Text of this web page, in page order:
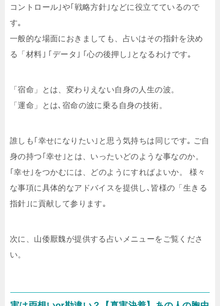
コントロール｣や｢戦略方針｣などに役立てているので
す｡
一般的な場面におきましても、占いはその指針を決め
る「材料｣ ｢データ｣ ｢心の後押し｣となるわけです｡
「宿命」とは、変わりえない自身の人生の波。
「運命」とは､宿命の波に乗る自身の技術。
誰しも｢幸せになりたい｣と思う気持ちは同じです｡ ご自
身の持つ｢幸せ｣とは、いったいどのような事なのか。
｢幸せ｣をつかむには、どのようにすればよいか。 様々
な事項に具体的なアドバイスを提供し､皆様の「生きる
指針｣に貢献して参ります｡
次に、山倭厭魏が提供する占いメニューをご覧くださ
い。